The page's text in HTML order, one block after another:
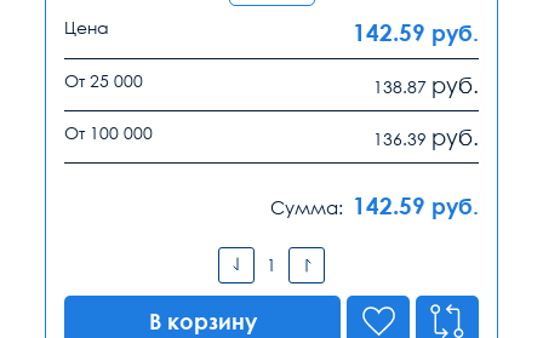
Цена 142.59 руб.
От 25 000 138.87 руб.
От 100 000 136.39 руб.
Сумма: 142.59 руб.
В корзину